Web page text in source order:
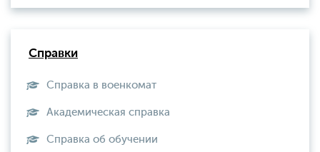
Справки
Справка в военкомат
Академическая справка
Справка об обучении